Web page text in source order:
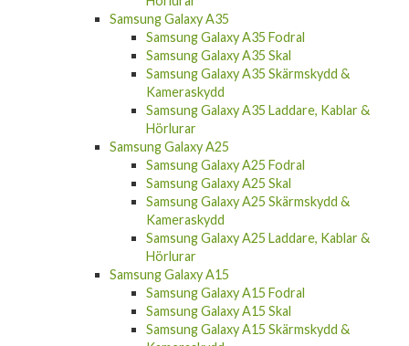
Samsung Galaxy A35
Samsung Galaxy A35 Fodral
Samsung Galaxy A35 Skal
Samsung Galaxy A35 Skärmskydd &
Kameraskydd
Samsung Galaxy A35 Laddare, Kablar &
Hörlurar
Samsung Galaxy A25
Samsung Galaxy A25 Fodral
Samsung Galaxy A25 Skal
Samsung Galaxy A25 Skärmskydd &
Kameraskydd
Samsung Galaxy A25 Laddare, Kablar &
Hörlurar
Samsung Galaxy A15
Samsung Galaxy A15 Fodral
Samsung Galaxy A15 Skal
Samsung Galaxy A15 Skärmskydd &